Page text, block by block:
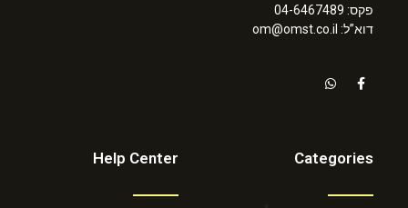
פקס: 04-6467489
דוא”ל: om@omst.co.il
Categories
Help Center